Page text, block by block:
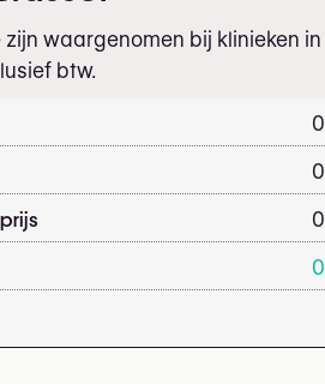
waargenomen bij klinieken in
btw.
0
0
0
0